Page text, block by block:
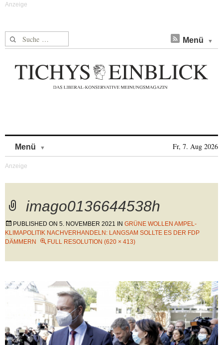
Suche nach: Menü
Menü Fr, 7. Aug 2026
imago0136644538h
PUBLISHED ON 5. NOVEMBER 2021 IN GRÜNE WOLLEN AMPEL-
KLIMAPOLITIK NACHVERHANDELN: LANGSAM SOLLTE ES DER FDP
DÄMMERN
FULL RESOLUTION (620 × 413)